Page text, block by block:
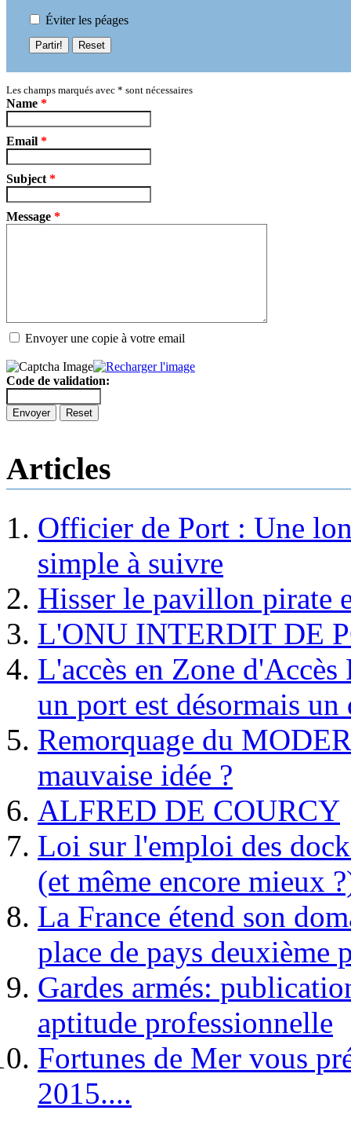
Éviter les péages
Partir! Reset
Les champs marqués avec * sont nécessaires
Name *
Email *
Subject *
Message *
Envoyer une copie à votre email
Code de validation:
Envoyer Reset
Articles
Officier de Port : Une
simple à suivre
Hisser le pavillon pirate
L'ONU INTERDIT DE
L'accès en Zone
un port est désormais un
Remorquage du
mauvaise idée ?
ALFRED DE COURCY
Loi sur l'emploi des
(et même encore mieux
La France étend son
place de pays deuxième
Gardes armés:
aptitude professionnelle
Fortunes de Mer vous
2015....